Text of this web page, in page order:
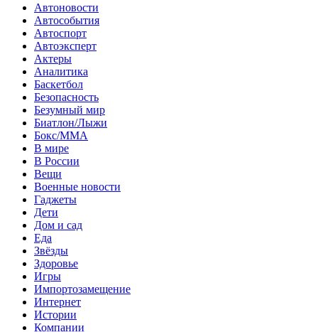
Автоновости
Автособытия
Автоспорт
Автоэксперт
Актеры
Аналитика
Баскетбол
Безопасность
Безумный мир
Биатлон/Лыжи
Бокс/MMA
В мире
В России
Вещи
Военные новости
Гаджеты
Дети
Дом и сад
Еда
Звёзды
Здоровье
Игры
Импортозамещение
Интернет
Истории
Компании